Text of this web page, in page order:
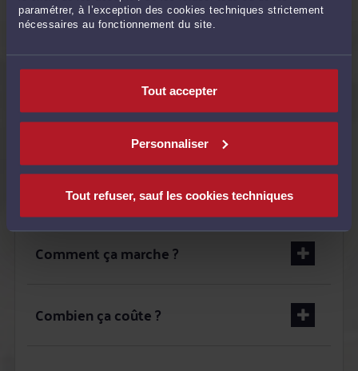
paramétrer, à l’exception des cookies techniques strictement
nécessaires au fonctionnement du site.
Tout accepter
Personnaliser
Tout refuser, sauf les cookies techniques
QUESTIONS FRÉQUEMMENT POSÉES
Quand utiliser le service ?
C'est pour qui ?
Comment ça marche ?
Combien ça coûte ?